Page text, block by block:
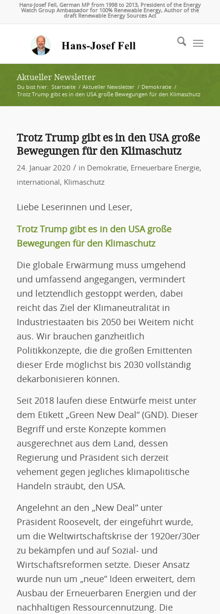
Hans-Josef Fell, German MP from 1998 to 2013, President of the Energy
Watch Group Ambassador for 100% Renewable Energy, Author of the
draft Renewable Energy Sources Act
Aktueller Newsletter
Du bist hier: Startseite / Aktueller Newsletter / Demokratie /
Trotz Trump gibt es in den USA große Bewegungen für den Klimaschutz
Trotz Trump gibt es in den USA große
Bewegungen für den Klimaschutz
24. Januar 2020 / in Demokratie, Erneuerbare Energie,
international , Klimaschutz
Liebe Leserinnen und Leser,
Trotz Trump gibt es in den USA große
Bewegungen für den Klimaschutz
Die globale Erwärmung muss umgehend
und umfassend angegangen, vermindert
und letztendlich gestoppt werden, dabei
reicht das Ziel der Klimaneutralität in
Industriestaaten bis 2050 bei Weitem nicht
aus. Wir brauchen ganzheitlich
Politikkonzepte, die die großen Emittenten
dieser Erde möglichst bis 2030 vollständig
dekarbonisieren können.
Seit 2018 laufen diese Entwürfe meist unter
dem Etikett „Green New Deal“ (GND). Dieser
Begriff und erste Konzepte kommen
ausgerechnet aus dem Land, dessen
Regierung und Präsident sich derzeit
vehement gegen jegliches klimapolitische
Handeln sträubt, den USA.
Angelehnt an den „New Deal“ unter
Präsident Roosevelt, der eingeführt wurde,
um die Weltwirtschaftskrise der 1920er/30er
zu bekämpfen und auf Sozial- und
Wirtschaftsreformen setzte. Dieser Ansatz
wurde nun um „neue“ Ideen erweitert, dem
Ausbau der Erneuerbaren Energien und der
nachhaltigen Ressourcennutzung. Die